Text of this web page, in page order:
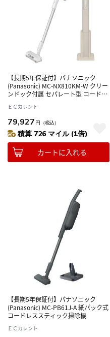
【長期5年保証付】パナソニック
(Panasonic) MC-NX810KM-W クリー
ンドック付属 セパレート型 コードレ
ＥＣカレント
79,927 円 （税込）
積算 726 マイル (1倍)
カートに入れる
【長期5年保証付】パナソニック
(Panasonic) MC-PB61J-A 紙パック式
コードレススティック掃除機
ＥＣカレント